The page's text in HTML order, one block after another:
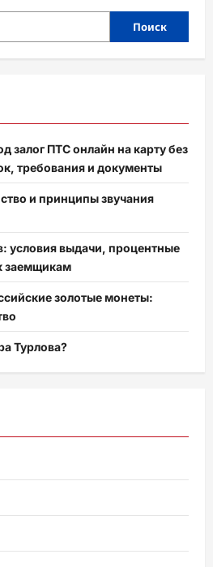
Поиск
залог ПТС онлайн на карту без
требования и документы
и принципы звучания
условия выдачи, процентные
заемщикам
золотые монеты:
Турлова?